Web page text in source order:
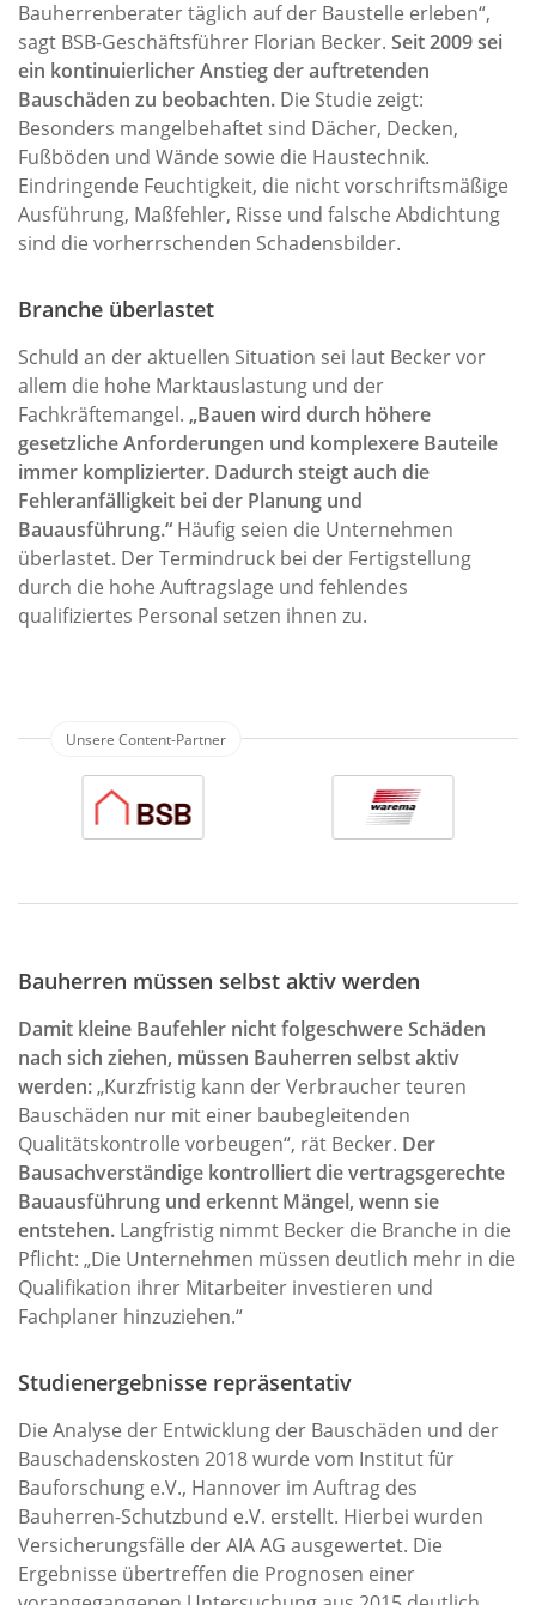
Bauherrenberater täglich auf der Baustelle erleben“,
sagt BSB-Geschäftsführer Florian Becker. Seit 2009 sei
ein kontinuierlicher Anstieg der auftretenden
Bauschäden zu beobachten. Die Studie zeigt:
Besonders mangelbehaftet sind Dächer, Decken,
Fußböden und Wände sowie die Haustechnik.
Eindringende Feuchtigkeit, die nicht vorschriftsmäßige
Ausführung, Maßfehler, Risse und falsche Abdichtung
sind die vorherrschenden Schadensbilder.
Branche überlastet
Schuld an der aktuellen Situation sei laut Becker vor
allem die hohe Marktauslastung und der
Fachkräftemangel. „Bauen wird durch höhere
gesetzliche Anforderungen und komplexere Bauteile
immer komplizierter. Dadurch steigt auch die
Fehleranfälligkeit bei der Planung und
Bauausführung.“ Häufig seien die Unternehmen
überlastet. Der Termindruck bei der Fertigstellung
durch die hohe Auftragslage und fehlendes
qualifiziertes Personal setzen ihnen zu.
Bauherren müssen selbst aktiv werden
Damit kleine Baufehler nicht folgeschwere Schäden
nach sich ziehen, müssen Bauherren selbst aktiv
werden:„Kurzfristig kann der Verbraucher teuren
Bauschäden nur mit einer baubegleitenden
Qualitätskontrolle vorbeugen“, rät Becker. Der
Bausachverständige kontrolliert die vertragsgerechte
Bauausführung und erkennt Mängel, wenn sie
entstehen. Langfristig nimmt Becker die Branche in die
Pflicht: „Die Unternehmen müssen deutlich mehr in die
Qualifikation ihrer Mitarbeiter investieren und
Fachplaner hinzuziehen.“
Studienergebnisse repräsentativ
Die Analyse der Entwicklung der Bauschäden und der
Bauschadenskosten 2018 wurde vom Institut für
Bauforschung e.V., Hannover im Auftrag des
Bauherren-Schutzbund e.V. erstellt. Hierbei wurden
Versicherungsfälle der AIA AG ausgewertet. Die
Ergebnisse übertreffen die Prognosen einer